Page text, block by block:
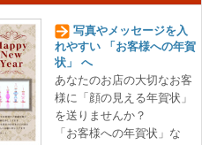
写真やメッセージを入
れやすい 「お客様への年賀
状」 へ
あなたのお店の大切なお客
様に「顔の見える年賀状」
を送りませんか？
「お客様への年賀状」な